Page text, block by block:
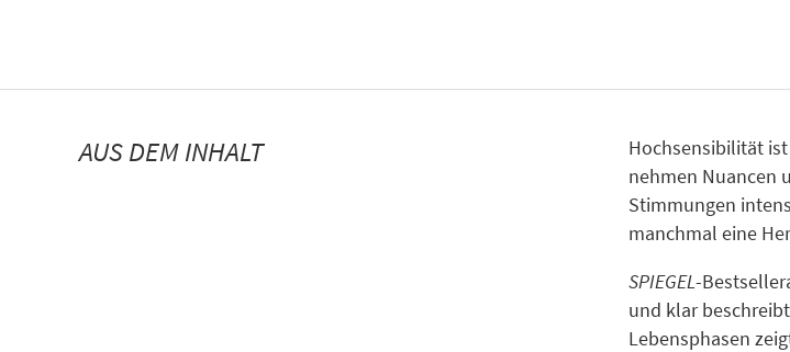
AUS DEM INHALT
Hochsensibilität
nehmen Nuancen
Stimmungen
manchmal eine
SPIEGEL-
und klar
Lebensphasen